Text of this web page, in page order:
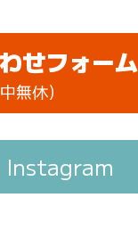
せフォーム
無休）
Instagram